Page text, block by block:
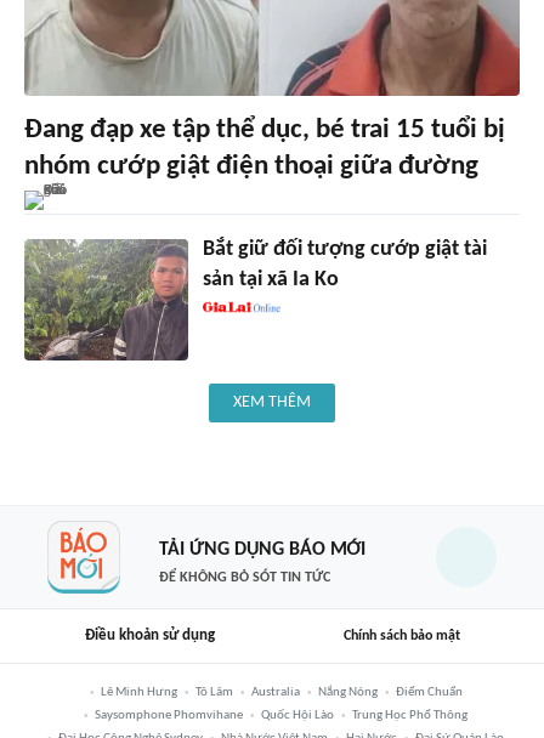
Đang đạp xe tập thể dục, bé trai 15 tuổi bị
nhóm cướp giật điện thoại giữa đường
Bắt giữ đối tượng cướp giật tài
sản tại xã Ia Ko
XEM THÊM
TẢI ỨNG DỤNG BÁO MỚI
ĐỂ KHÔNG BỎ SÓT TIN TỨC
Điều khoản sử dụng Chính sách bảo mật
Lê Minh Hưng Tô Lâm Australia Nắng Nóng
Điểm Chuẩn
Saysomphone Phomvihane
Quốc Hội Lào
Trung Học Phổ Thông